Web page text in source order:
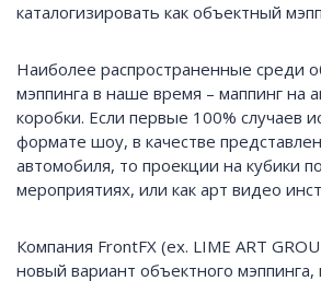
каталогизировать как объектный
Наиболее распространенные среди
мэппинга в наше время – маппинг на
коробки. Если первые 100% случаев
формате шоу, в качестве
автомобиля, то проекции на кубики
мероприятиях, или как арт видео
Компания FrontFX (ex. LIME ART
новый вариант объектного